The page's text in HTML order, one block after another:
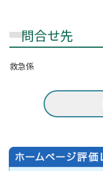
問合せ先
救急係